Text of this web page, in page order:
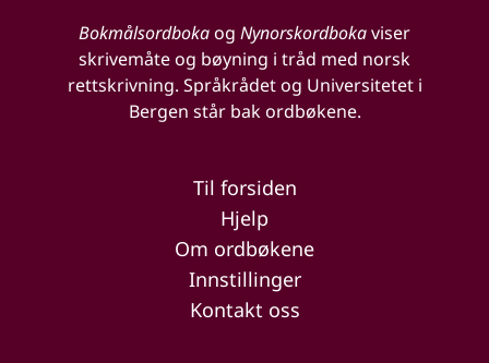
Bokmålsordbokaog Nynorskordbokaviser
skrivemåte og bøyning i tråd med norsk
rettskrivning. Språkrådet og Universitetet i
Bergen står bak ordbøkene.
Til forsiden
Hjelp
Om ordbøkene
Innstillinger
Kontakt oss